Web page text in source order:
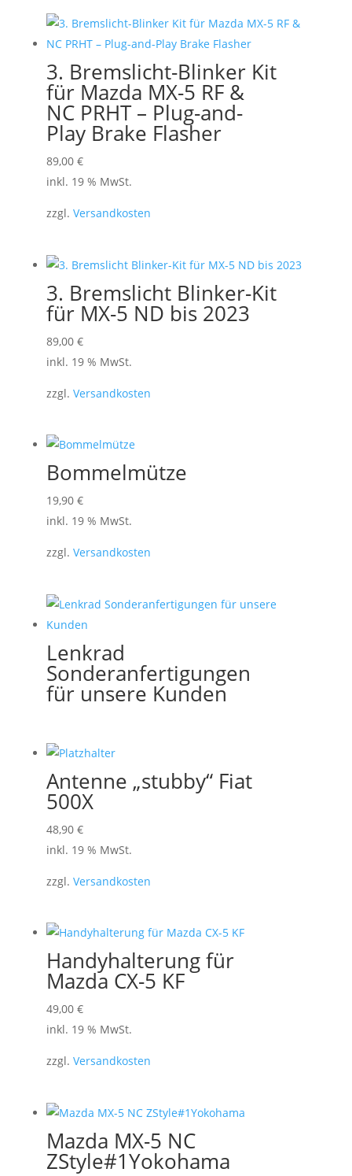
3. Bremslicht-Blinker Kit
für Mazda MX-5 RF &
NC PRHT – Plug-and-
Play Brake Flasher
89,00 €
inkl. 19 % MwSt.
zzgl. Versandkosten
3. Bremslicht Blinker-Kit
für MX-5 ND bis 2023
89,00 €
inkl. 19 % MwSt.
zzgl. Versandkosten
Bommelmütze
19,90 €
inkl. 19 % MwSt.
zzgl. Versandkosten
Lenkrad
Sonderanfertigungen
für unsere Kunden
Antenne „stubby“ Fiat
500X
48,90 €
inkl. 19 % MwSt.
zzgl. Versandkosten
Handyhalterung für
Mazda CX-5 KF
49,00 €
inkl. 19 % MwSt.
zzgl. Versandkosten
Mazda MX-5 NC
ZStyle#1Yokohama